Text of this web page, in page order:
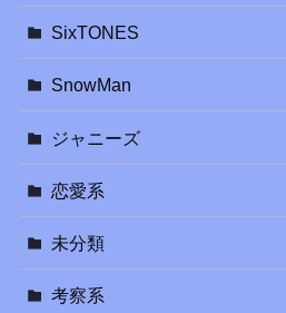
SixTONES
SnowMan
ジャニーズ
恋愛系
未分類
考察系